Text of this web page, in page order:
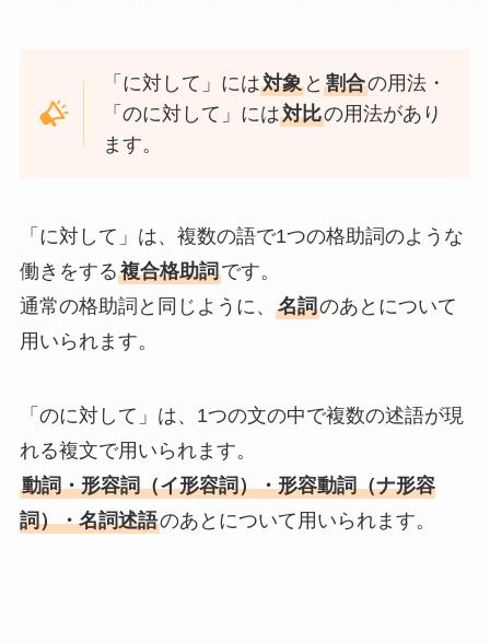
「に対して」には対象 と割合の用法・
「のに対して」には対比の用法があり
ます。
「に対して」は、複数の語で1つの格助詞のような
働きをする複合格助詞です。
通常の格助詞と同じように、 名詞のあとについて
用いられます。
「のに対して」は、1つの文の中で複数の述語が現
れる複文で用いられます。
動詞・形容詞（イ形容詞）・形容動詞（ナ形容
詞）・名詞述語のあとについて用いられます。